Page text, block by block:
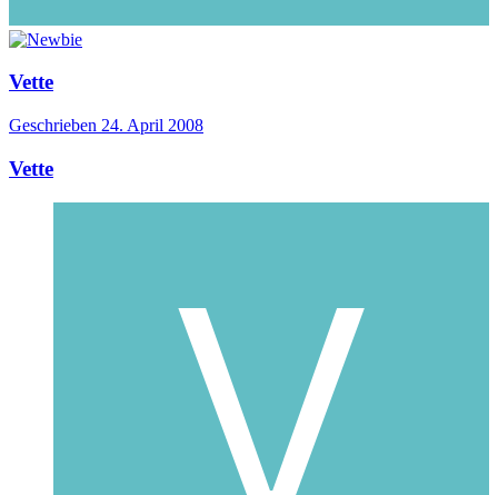
Vette
Geschrieben 24. April 2008
Vette